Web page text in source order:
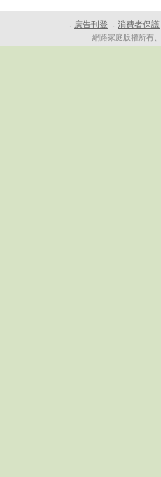
． 廣告刊登 ． 消費者保護
網路家庭版權所有